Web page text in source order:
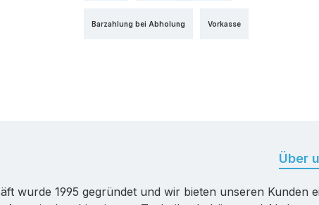
Vorkasse
Barzahlung bei Abholung
Über
wurde 1995 gegründet und wir bieten unseren